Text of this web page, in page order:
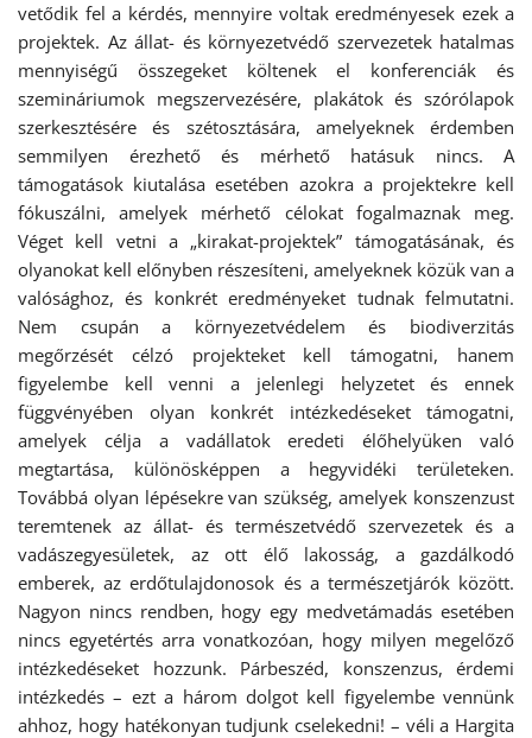
vetődik fel a kérdés, mennyire voltak eredményesek ezek a
projektek. Az állat- és környezetvédő szervezetek hatalmas
mennyiségű összegeket költenek el konferenciák és
szemináriumok megszervezésére, plakátok és szórólapok
szerkesztésére és szétosztására, amelyeknek érdemben
semmilyen érezhető és mérhető hatásuk nincs. A
támogatások kiutalása esetében azokra a projektekre kell
fókuszálni, amelyek mérhető célokat fogalmaznak meg.
Véget kell vetni a „kirakat-projektek” támogatásának, és
olyanokat kell előnyben részesíteni, amelyeknek közük van a
valósághoz, és konkrét eredményeket tudnak felmutatni.
Nem csupán a környezetvédelem és biodiverzitás
megőrzését célzó projekteket kell támogatni, hanem
figyelembe kell venni a jelenlegi helyzetet és ennek
függvényében olyan konkrét intézkedéseket támogatni,
amelyek célja a vadállatok eredeti élőhelyüken való
megtartása, különösképpen a hegyvidéki területeken.
Továbbá olyan lépésekre van szükség, amelyek konszenzust
teremtenek az állat- és természetvédő szervezetek és a
vadászegyesületek, az ott élő lakosság, a gazdálkodó
emberek, az erdőtulajdonosok és a természetjárók között.
Nagyon nincs rendben, hogy egy medvetámadás esetében
nincs egyetértés arra vonatkozóan, hogy milyen megelőző
intézkedéseket hozzunk. Párbeszéd, konszenzus, érdemi
intézkedés – ezt a három dolgot kell figyelembe vennünk
ahhoz, hogy hatékonyan tudjunk cselekedni! – véli a Hargita